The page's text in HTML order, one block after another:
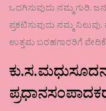
ಒದಗಿಸುವುದು ನಮ್ಮ ಗುರಿ.
ಪ್ರಕಟಿಸುವುದು ನಮ್ಮ
ಉತ್ತಮ ಬರಹಗಾರರಿಗೆ